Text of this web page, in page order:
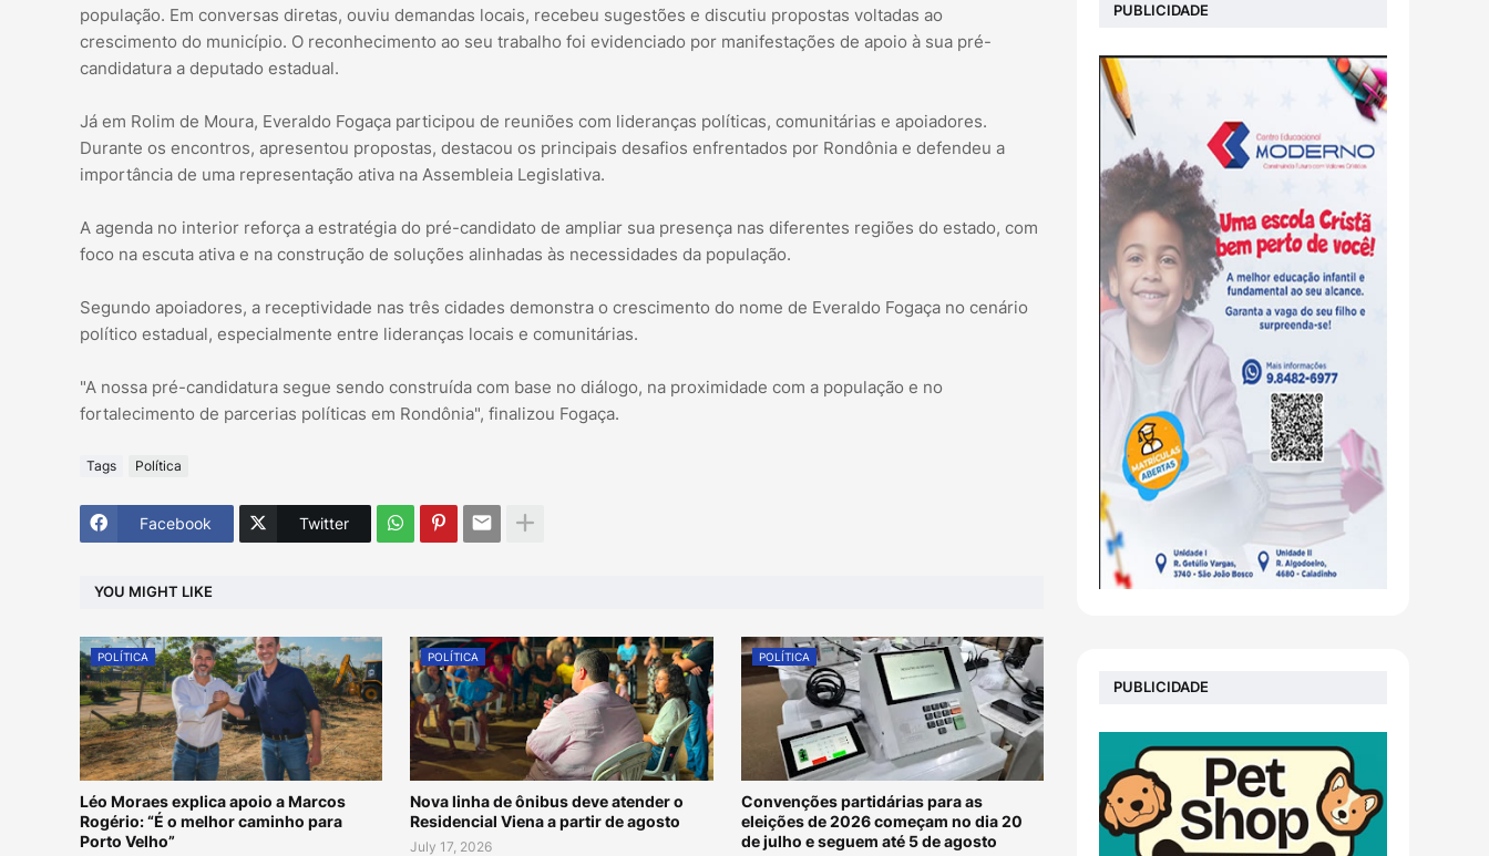
população. Em conversas diretas, ouviu demandas locais, recebeu sugestões e discutiu propostas voltadas ao
crescimento do município. O reconhecimento ao seu trabalho foi evidenciado por manifestações de apoio à sua pré-
candidatura a deputado estadual.
Já em Rolim de Moura, Everaldo Fogaça participou de reuniões com lideranças políticas, comunitárias e apoiadores.
Durante os encontros, apresentou propostas, destacou os principais desafios enfrentados por Rondônia e defendeu a
importância de uma representação ativa na Assembleia Legislativa.
A agenda no interior reforça a estratégia do pré-candidato de ampliar sua presença nas diferentes regiões do estado, com
foco na escuta ativa e na construção de soluções alinhadas às necessidades da população.
Segundo apoiadores, a receptividade nas três cidades demonstra o crescimento do nome de Everaldo Fogaça no cenário
político estadual, especialmente entre lideranças locais e comunitárias.
"A nossa pré-candidatura segue sendo construída com base no diálogo, na proximidade com a população e no
fortalecimento de parcerias políticas em Rondônia", finalizou Fogaça.
Tags Política
Facebook Twitter
YOU MIGHT LIKE
POLÍTICA
Léo Moraes explica apoio a Marcos
Rogério: “É o melhor caminho para
Porto Velho”
POLÍTICA
Nova linha de ônibus deve atender o
Residencial Viena a partir de agosto
July 17, 2026
POLÍTICA
Convenções partidárias para as
eleições de 2026 começam no dia 20
de julho e seguem até 5 de agosto
PUBLICIDADE
PUBLICIDADE